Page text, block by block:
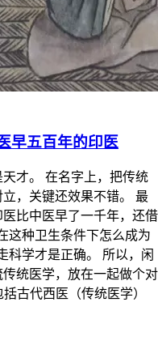
早五百年的印医
才。 在名字上，把传统
，关键还效果不错。 最
比中医早了一千年，还借
这种卫生条件下怎么成为
科学才是正确。 所以，闲
统医学，放在一起做个对
古代西医（传统医学）